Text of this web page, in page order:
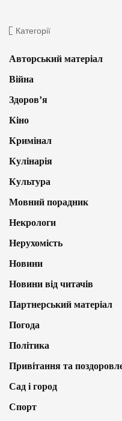
Категорії
Авторський матеріал
Війна
Здоров’я
Кіно
Кримінал
Кулінарія
Культура
Мовний порадник
Некрологи
Нерухомість
Новини
Новини від читачів
Партнерський матеріал
Погода
Політика
Привітання та
Сад і город
Спорт